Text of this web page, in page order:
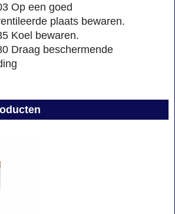
Op een goed
plaats bewaren.
Koel bewaren.
Draag beschermende